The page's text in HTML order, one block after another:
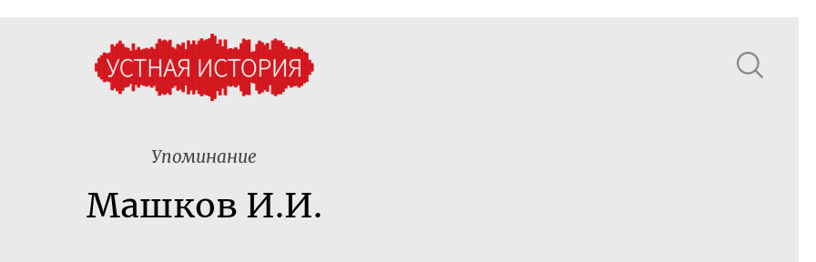
Упоминание
Машков И.И.